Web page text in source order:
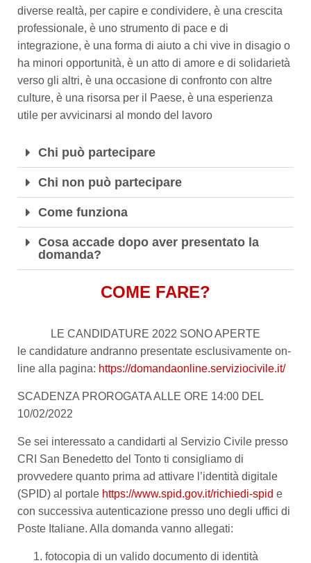
diverse realtà, per capire e condividere, è una crescita
professionale, è uno strumento di pace e di
integrazione, è una forma di aiuto a chi vive in disagio o
ha minori opportunità, è un atto di amore e di solidarietà
verso gli altri, è una occasione di confronto con altre
culture, è una risorsa per il Paese, è una esperienza
utile per avvicinarsi al mondo del lavoro
Chi può partecipare
Chi non può partecipare
Come funziona
Cosa accade dopo aver presentato la
domanda?
COME FARE?
LE CANDIDATURE 2022 SONO APERTE
le candidature andranno presentate esclusivamente on-
line alla pagina: https://domandaonline.serviziocivile.it/
SCADENZA PROROGATA ALLE ORE 14:00 DEL
10/02/2022
Se sei interessato a candidarti al Servizio Civile presso
CRI San Benedetto del Tonto ti consigliamo di
provvedere quanto prima ad attivare l’identità digitale
(SPID) al portale https://www.spid.gov.it/richiedi-spid e
con successiva autenticazione presso uno degli uffici di
Poste Italiane. Alla domanda vanno allegati:
fotocopia di un valido documento di identità